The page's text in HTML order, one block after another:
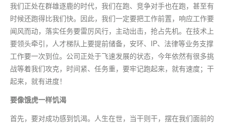
我们正处在群雄逐鹿的时代，我们在跑、竞争对手也在跑，甚至有
时候还跑得比我们快。因此，我们一定要把工作前置，响应工作要
闻风而动，落实任务要雷厉风行，主动出击，抢占先机。在技术上
要领头牵引，人才梯队上要提前储备，安环、IP、法律等业务支撑
工作要一次到位。公司正处于飞速发展的状态，今年依然有很多挑
战等着我们攻克，时间紧、任务重，要牢记跑起来，就有速度；干
起来，就有进度！
要像饿虎一样饥渴
首先，要对成功感到饥渴。人生在世，当干则干，摆在我们面前的